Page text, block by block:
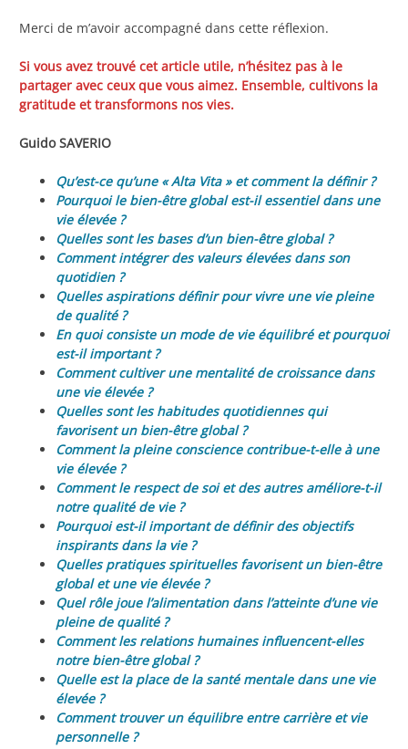
Merci de m’avoir accompagné dans cette réflexion.
Si vous avez trouvé cet article utile, n’hésitez pas à le
partager avec ceux que vous aimez. Ensemble, cultivons la
gratitude et transformons nos vies.
Guido SAVERIO
Qu’est-ce qu’une « Alta Vita » et comment la définir ?
Pourquoi le bien-être global est-il essentiel dans une
vie élevée ?
Quelles sont les bases d’un bien-être global ?
Comment intégrer des valeurs élevées dans son
quotidien ?
Quelles aspirations définir pour vivre une vie pleine
de qualité ?
En quoi consiste un mode de vie équilibré et pourquoi
est-il important ?
Comment cultiver une mentalité de croissance dans
une vie élevée ?
Quelles sont les habitudes quotidiennes qui
favorisent un bien-être global ?
Comment la pleine conscience contribue-t-elle à une
vie élevée ?
Comment le respect de soi et des autres améliore-t-il
notre qualité de vie ?
Pourquoi est-il important de définir des objectifs
inspirants dans la vie ?
Quelles pratiques spirituelles favorisent un bien-être
global et une vie élevée ?
Quel rôle joue l’alimentation dans l’atteinte d’une vie
pleine de qualité ?
Comment les relations humaines influencent-elles
notre bien-être global ?
Quelle est la place de la santé mentale dans une vie
élevée ?
Comment trouver un équilibre entre carrière et vie
personnelle ?